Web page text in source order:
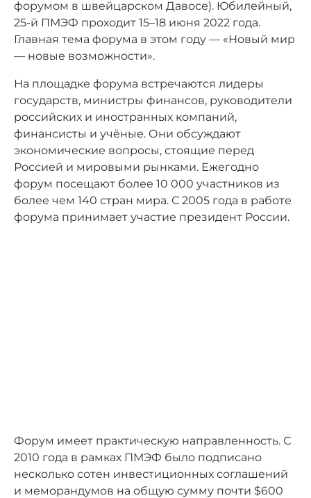
форумом в швейцарском Давосе). Юбилейный,
25-й ПМЭФ проходит 15–18 июня 2022 года.
Главная тема форума в этом году — «Новый мир
— новые возможности».
На площадке форума встречаются лидеры
государств, министры финансов, руководители
российских и иностранных компаний,
финансисты и учёные. Они обсуждают
экономические вопросы, стоящие перед
Россией и мировыми рынками. Ежегодно
форум посещают более 10 000 участников из
более чем 140 стран мира. С 2005 года в работе
форума принимает участие президент России.
Форум имеет практическую направленность. С
2010 года в рамках ПМЭФ было подписано
несколько сотен инвестиционных соглашений
и меморандумов на общую сумму почти $600